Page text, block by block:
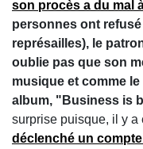
son procès a du mal
personnes ont
représailles), le
oublie pas que son
musique et comme
album, "Business is
surprise puisque, il y a
déclenché un